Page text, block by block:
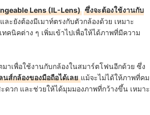
Lens (IL-Lens) ซึ่งจะต้องใช้งานกับ
ละยังต้องมีเมาท์ตรงกับตัวกล้องด้วย เหมาะ
คนิคต่าง ๆ เพิ่มเข้าไปเพื่อให้ได้ภาพที่มีความ
าเพื่อใช้งานกับกล้องในสมาร์ตโฟนอีกด้วย ซึ่ง
นส์กล้องของมือถือได้เลยแม้จะไม่ได้ให้ภาพที่คม
วก และช่วยให้ได้มุมมองภาพที่กว้างขึ้น เหมาะ